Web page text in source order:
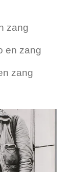
zang
en zang
zang